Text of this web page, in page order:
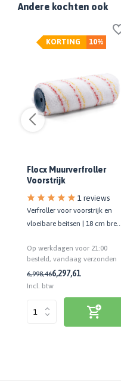
Andere kochten ook
10%
KORTING
Flocx Muurverfroller
Voorstrijk
1 reviews
Verfroller voor voorstrijk en
vloeibare beitsen | 18 cm breed
Op werkdagen voor 21:00
besteld, vandaag verzonden
6,998,466,297,61
Incl. btw